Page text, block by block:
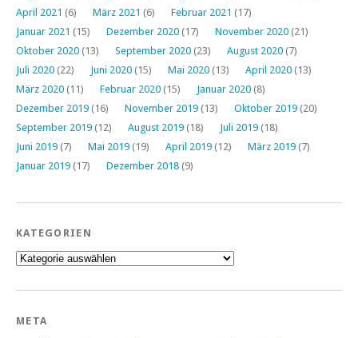
April 2021 (6) März 2021 (6) Februar 2021 (17)
Januar 2021 (15) Dezember 2020 (17) November 2020 (21)
Oktober 2020 (13) September 2020 (23) August 2020 (7)
Juli 2020 (22) Juni 2020 (15) Mai 2020 (13) April 2020 (13)
März 2020 (11) Februar 2020 (15) Januar 2020 (8)
Dezember 2019 (16) November 2019 (13) Oktober 2019 (20)
September 2019 (12) August 2019 (18) Juli 2019 (18)
Juni 2019 (7) Mai 2019 (19) April 2019 (12) März 2019 (7)
Januar 2019 (17) Dezember 2018 (9)
KATEGORIEN
Kategorien
META